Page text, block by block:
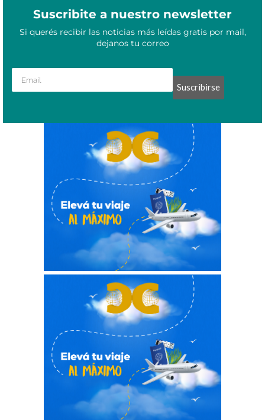
Suscribite a nuestro newsletter
Si querés recibir las noticias más leídas gratis por mail,
dejanos tu correo
Suscribirse